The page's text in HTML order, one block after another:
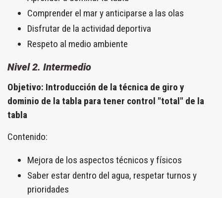
Comprender el mar y anticiparse a las olas
Disfrutar de la actividad deportiva
Respeto al medio ambiente
Nivel 2. Intermedio
Objetivo: Introducción de la técnica de giro y
dominio de la tabla para tener control "total" de la
tabla
Contenido:
Mejora de los aspectos técnicos y físicos
Saber estar dentro del agua, respetar turnos y
prioridades